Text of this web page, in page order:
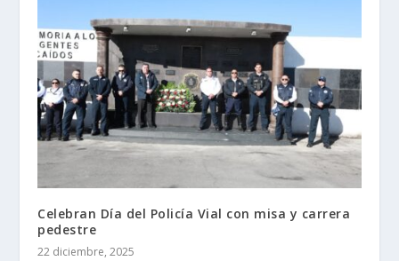
Celebran Día del Policía Vial con misa y carrera
pedestre
22 diciembre, 2025